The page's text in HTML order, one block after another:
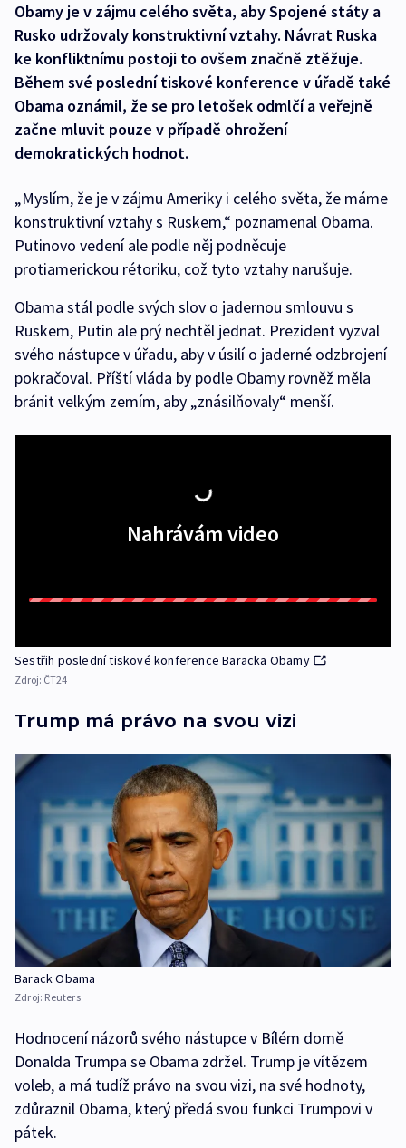
Obamy je v zájmu celého světa, aby Spojené státy a
Rusko udržovaly konstruktivní vztahy. Návrat Ruska
ke konfliktnímu postoji to ovšem značně ztěžuje.
Během své poslední tiskové konference v úřadě také
Obama oznámil, že se pro letošek odmlčí a veřejně
začne mluvit pouze v případě ohrožení
demokratických hodnot.
„Myslím, že je v zájmu Ameriky i celého světa, že máme
konstruktivní vztahy s Ruskem,“ poznamenal Obama.
Putinovo vedení ale podle něj podněcuje
protiamerickou rétoriku, což tyto vztahy narušuje.
Obama stál podle svých slov o jadernou smlouvu s
Ruskem, Putin ale prý nechtěl jednat. Prezident vyzval
svého nástupce v úřadu, aby v úsilí o jaderné odzbrojení
pokračoval. Příští vláda by podle Obamy rovněž měla
bránit velkým zemím, aby „znásilňovaly“ menší.
Nahrávám video
Sestřih poslední tiskové konference Baracka Obamy
Zdroj: ČT24
Trump má právo na svou vizi
Barack Obama
Zdroj: Reuters
Hodnocení názorů svého nástupce v Bílém domě
Donalda Trumpa se Obama zdržel. Trump je vítězem
voleb, a má tudíž právo na svou vizi, na své hodnoty,
zdůraznil Obama, který předá svou funkci Trumpovi v
pátek.